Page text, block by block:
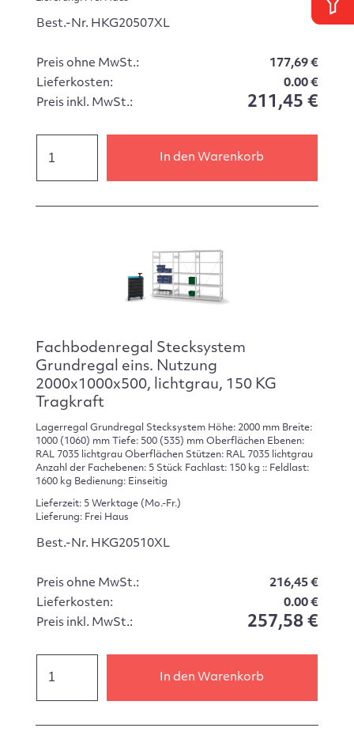
Best.-Nr. HKG20507XL
Preis ohne MwSt.:
177,69 €
Lieferkosten:
0.00 €
Preis inkl. MwSt.:
211,45 €
In den Warenkorb
Fachbodenregal Stecksystem
Grundregal eins. Nutzung
2000x1000x500, lichtgrau, 150 KG
Tragkraft
Lagerregal Grundregal Stecksystem Höhe: 2000 mm Breite:
1000 (1060) mm Tiefe: 500 (535) mm Oberflächen Ebenen:
RAL 7035 lichtgrau Oberflächen Stützen: RAL 7035 lichtgrau
Anzahl der Fachebenen: 5 Stück Fachlast: 150 kg :: Feldlast:
1600 kg Bedienung: Einseitig
Lieferzeit: 5 Werktage (Mo.-Fr.)
Lieferung: Frei Haus
Best.-Nr. HKG20510XL
Preis ohne MwSt.:
216,45 €
Lieferkosten:
0.00 €
Preis inkl. MwSt.:
257,58 €
In den Warenkorb